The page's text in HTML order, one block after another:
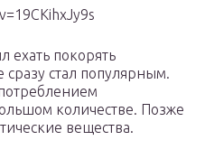
ехать покорять
стал популярным.
количестве. Позже
вещества.